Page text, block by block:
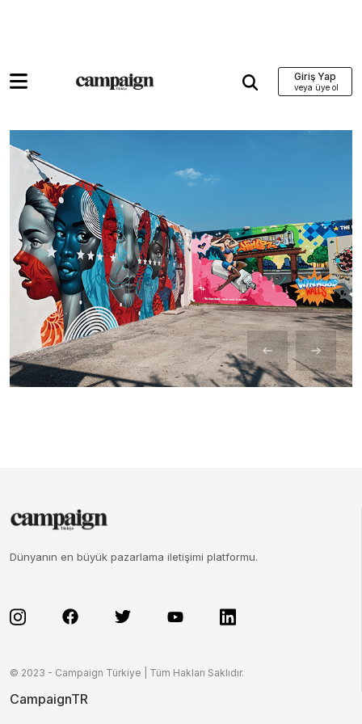
Giriş Yap
Dünyanın en büyük pazarlama iletişimi platformu.
© 2023 - Campaign Türkiye | Tüm Hakları Saklıdır.
CampaignTR